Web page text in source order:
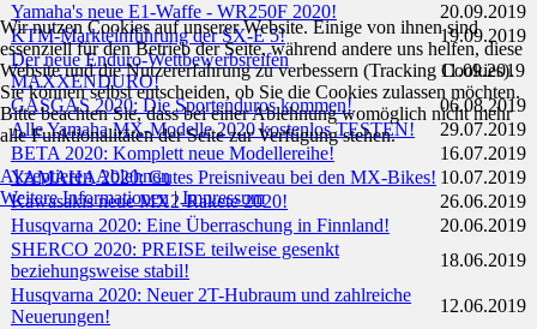
Yamaha's neue E1-Waffe - WR250F 2020!
20.09.2019
KTM-Markteinführung der SX-E 5!
19.09.2019
Der neue Enduro-Wettbewerbsreifen
MAXXENDURO!
11.09.2019
GASGAS 2020: Die Sportenduros kommen!
06.08.2019
Alle Yamaha MX-Modelle 2020 kostenlos TESTEN!
29.07.2019
BETA 2020: Komplett neue Modellereihe!
16.07.2019
YAMAHA 2020: Gutes Preisniveau bei den MX-Bikes! 10.07.2019
Kawasakis neue MX2-Rakete 2020!
26.06.2019
Husqvarna 2020: Eine Überraschung in Finnland!
20.06.2019
SHERCO 2020: PREISE teilweise gesenkt
beziehungsweise stabil!
18.06.2019
Husqvarna 2020: Neuer 2T-Hubraum und zahlreiche
Neuerungen!
12.06.2019
Wir nutzen Cookies auf unserer Website. Einige von ihnen sind
essenziell für den Betrieb der Seite, während andere uns helfen, diese
Website und die Nutzererfahrung zu verbessern (Tracking Cookies).
Sie können selbst entscheiden, ob Sie die Cookies zulassen möchten.
Bitte beachten Sie, dass bei einer Ablehnung womöglich nicht mehr
alle Funktionalitäten der Seite zur Verfügung stehen.
Akzeptieren Ablehnen
Weitere Informationen|Impressum